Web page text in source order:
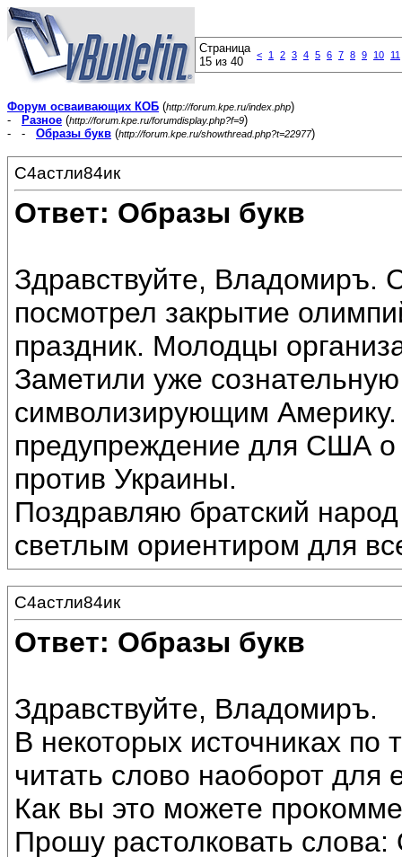
Страница
15 из 40
< 1 2 3 4 5 6 7 8 9 10 11
Форум осваивающих КОБ (http://forum.kpe.ru/index.php)
-
Разное (http://forum.kpe.ru/forumdisplay.php?f=9)
- - Образы букв (http://forum.kpe.ru/showthread.php?t=22977)
С4астли84ик
Ответ: Образы букв
Здравствуйте, Владомиръ.
посмотрел закрытие
праздник. Молодцы
Заметили уже
символизирующим
предупреждение для США о
против Украины.
Поздравляю братский
светлым ориентиром для
С4астли84ик
Ответ: Образы букв
Здравствуйте, Владомиръ.
В некоторых источниках
читать слово наоборот для
Как вы это можете
Прошу растолковать